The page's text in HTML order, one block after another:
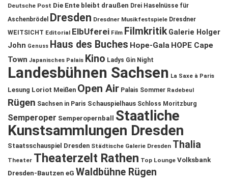
Deutsche Post Die Ente bleibt draußen Drei Haselnüsse für
Aschenbrödel
Dresden Dresdner Musikfestspiele Dresdner
WEITSICHT Editorial ElbUferei Film Filmkritik Galerie Holger
John Genuss Haus des Buches Hope-Gala HOPE Cape
Town Japanisches Palais Kino Ladys Gin Night
Landesbühnen Sachsen La Saxe à Paris
Lesung Loriot Meißen Open Air Palais Sommer Radebeul
Rügen Sachsen in Paris Schauspielhaus Schloss Moritzburg
Semperoper Semperopernball
Staatliche
Kunstsammlungen Dresden
Staatsschauspiel Dresden Städtische Galerie Dresden Thalia
Theater Theaterzelt Rathen Top Lounge Volksbank
Dresden-Bautzen eG Waldbühne Rügen